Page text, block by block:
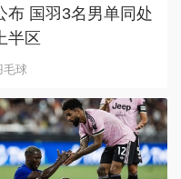
布 国羽3名男单同处
上半区
毛球